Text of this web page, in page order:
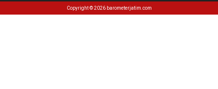
Copyright © 2026 barometerjatim.com